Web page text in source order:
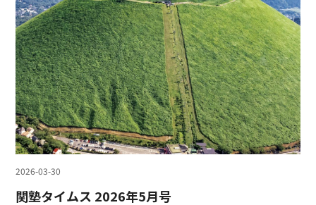
2026-03-30
関塾タイムス 2026年5月号